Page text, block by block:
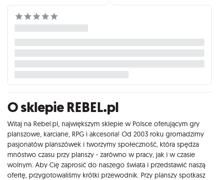
O sklepie REBEL.pl
Witaj na Rebel.pl, największym sklepie w Polsce oferującym gry
planszowe, karciane, RPG i akcesoria! Od 2003 roku gromadzimy
pasjonatów planszówek i tworzymy społeczność, która spędza
mnóstwo czasu przy planszy - zarówno w pracy, jak i w czasie
wolnym. Aby Cię zaprosić do naszego świata i przedstawić naszą
ofertę, przygotowaliśmy krótki przewodnik. Przy planszy spotkasz